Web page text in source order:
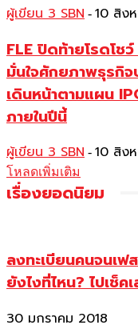
ผู้เขียน 3 SBN - 10 สิง
FLE ปิดท้ายโรดโ
มั่นใจศักยภาพธุรกิ
เดินหน้าตามแผน
ภายในปีนี้
ผู้เขียน 3 SBN - 10 สิง
โหลดเพิ่มเติม
เรื่องยอดนิยม
ลงทะเบียนคนจนเฟ
ยังไงที่ไหน? ไปเช็ค
30 มกราคม 2018